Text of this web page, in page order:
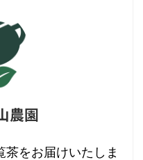
農園
茶をお届けいたしま